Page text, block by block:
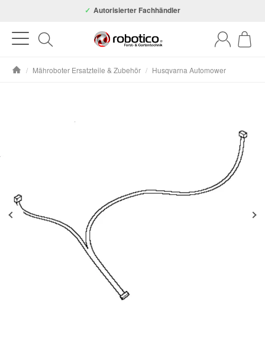
Autorisierter Fachhändler
/ Mähroboter Ersatzteile & Zubehör / Husqvarna Automower